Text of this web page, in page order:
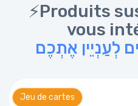
⚡Produits
vous
לְעַנְיֵין אֶתְכֶם
Jeu de cartes